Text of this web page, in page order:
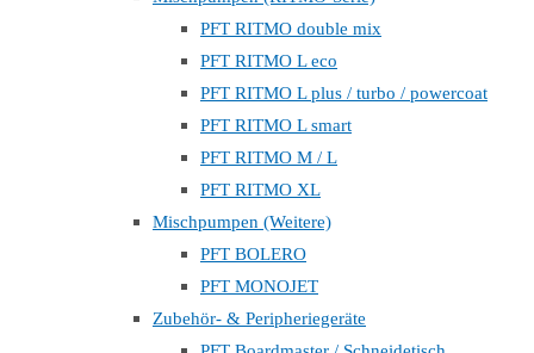
PFT RITMO double mix
PFT RITMO L eco
PFT RITMO L plus / turbo / powercoat
PFT RITMO L smart
PFT RITMO M / L
PFT RITMO XL
Mischpumpen (Weitere)
PFT BOLERO
PFT MONOJET
Zubehör- & Peripheriegeräte